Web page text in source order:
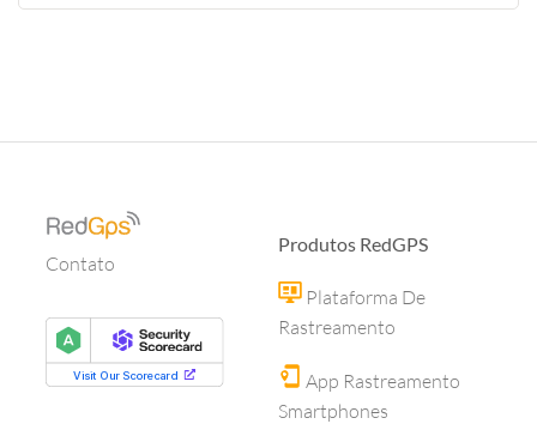
Contato
Produtos RedGPS
Plataforma De
Rastreamento
App Rastreamento
Smartphones